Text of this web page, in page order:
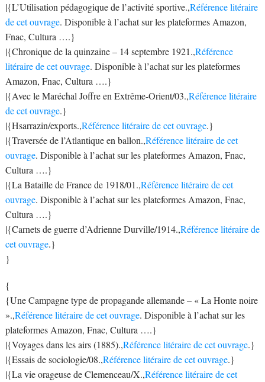
|{L’Utilisation pédagogique de l’activité sportive.,Référence litéraire
de cet ouvrage. Disponible à l’achat sur les plateformes Amazon,
Fnac, Cultura ….}
|{Chronique de la quinzaine – 14 septembre 1921.,Référence
litéraire de cet ouvrage. Disponible à l’achat sur les plateformes
Amazon, Fnac, Cultura ….}
|{Avec le Maréchal Joffre en Extrême-Orient/03.,Référence litéraire
de cet ouvrage.}
|{Hsarrazin/exports.,Référence litéraire de cet ouvrage.}
|{Traversée de l’Atlantique en ballon.,Référence litéraire de cet
ouvrage. Disponible à l’achat sur les plateformes Amazon, Fnac,
Cultura ….}
|{La Bataille de France de 1918/01.,Référence litéraire de cet
ouvrage. Disponible à l’achat sur les plateformes Amazon, Fnac,
Cultura ….}
|{Carnets de guerre d’Adrienne Durville/1914.,Référence litéraire de
cet ouvrage.}
}
{
{Une Campagne type de propagande allemande – « La Honte noire
».,Référence litéraire de cet ouvrage. Disponible à l’achat sur les
plateformes Amazon, Fnac, Cultura ….}
|{Voyages dans les airs (1885).,Référence litéraire de cet ouvrage.}
|{Essais de sociologie/08.,Référence litéraire de cet ouvrage.}
|{La vie orageuse de Clemenceau/X.,Référence litéraire de cet